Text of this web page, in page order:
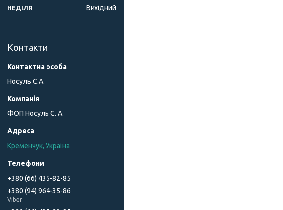
НЕДІЛЯ Вихідний
Контакти
Носуль С.А.
ФОП Носуль С. А.
Кременчук, Україна
+380 (66) 435-82-85
+380 (94) 964-35-86
Viber